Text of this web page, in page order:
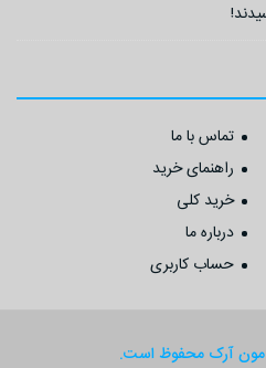
تماس با ما
راهنمای خرید
خرید کلی
درباره ما
حساب کاربری
مون آرک محفوظ است.